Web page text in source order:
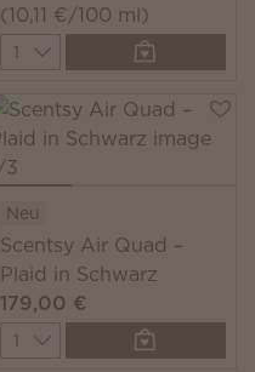
(10,11 €/100 ml)
Quantity
Neu
Scentsy Air Quad –
Plaid in Schwarz
179,00 €
Quantity